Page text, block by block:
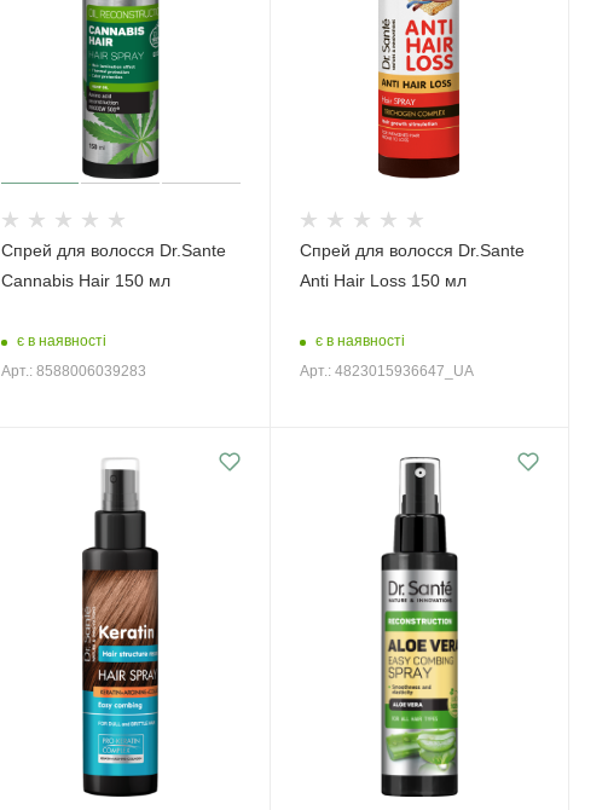
Спрей для волосся Dr.Sante
Cannabis Hair 150 мл
є в наявності
Арт.: 8588006039283
Спрей для волосся Dr.Sante
Anti Hair Loss 150 мл
є в наявності
Арт.: 4823015936647_UA